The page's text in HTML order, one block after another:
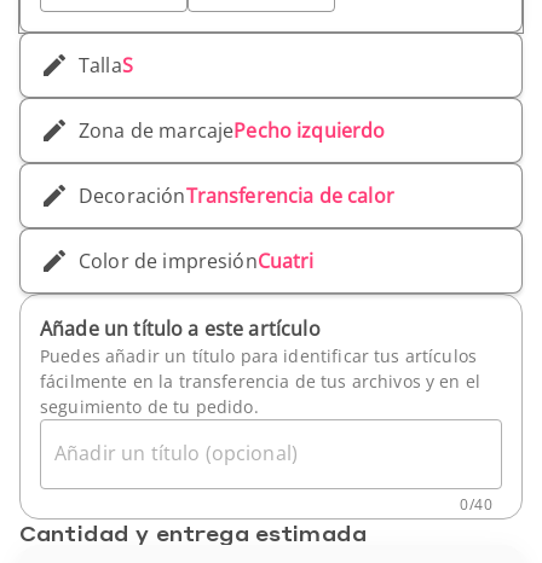
TallaS
Zona de marcajePecho izquierdo
DecoraciónTransferencia de calor
Color de impresiónCuatri
Añade un título a este artículo
Puedes añadir un título para identificar tus artículos
fácilmente en la transferencia de tus archivos y en el
seguimiento de tu pedido.
Añadir un título (opcional)
0/40
Cantidad y entrega estimada